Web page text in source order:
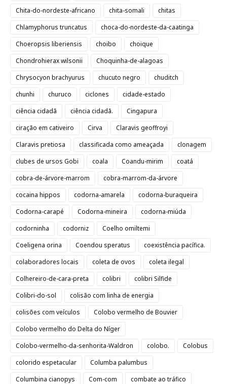
Chita-do-nordeste-africano
chita-somali
chitas
Chlamyphorus truncatus
choca-do-nordeste-da-caatinga
Choeropsis liberiensis
choibo
choique
Chondrohierax wilsonii
Choquinha-de-alagoas
Chrysocyon brachyurus
chucuto negro
chuditch
chunhi
churuco ciclones
cidade-estado
ciência cidadã
ciência cidadã.
Cingapura
ciração em cativeiro
Cirva
Claravis geoffroyi
Claravis pretiosa
classificada como ameaçada
clonagem
clubes de ursos Gobi
coala Coandu-mirim
coatá
cobra-de-árvore-marrom
cobra-marrom-da-árvore
cocaina hippos
codorna-amarela
codorna-buraqueira
Codorna-carapé
Codorna-mineira
codorna-miúda
codorninha
codorniz
Coelho omiltemi
Coeligena orina
Coendou speratus
coexistência pacífica.
colaboradores locais
coleta de ovos
coleta ilegal
Colhereiro-de-cara-preta
colibri
colibri Silfide
Colibri-do-sol
colisão com linha de energia
colisões com veículos
Colobo vermelho de Bouvier
Colobo vermelho do Delta do Níger
Colobo-vermelho-da-senhorita-Waldron
colobo.
Colobus
colorido espetacular
Columba palumbus
Columbina cianopys
Com-com
combate ao tráfico